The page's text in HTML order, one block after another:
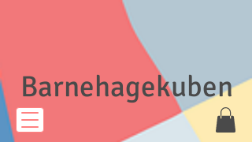
Barnehagekuben